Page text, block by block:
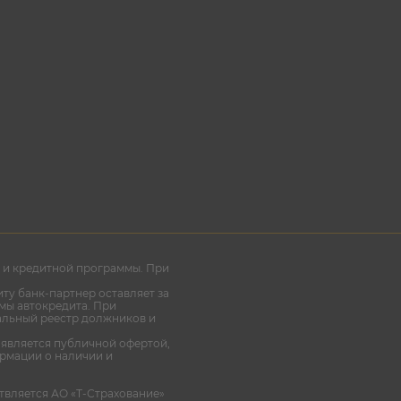
и кредитной программы. При
банк-партнер оставляет за
автокредита. При
реестр должников и
публичной офертой,
о наличии и
АО «Т-Страхование»